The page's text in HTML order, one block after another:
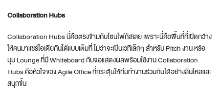
Collaboration Hubs
Collaboration Hubs นี่คือตรงข้ามกับโซนโฟกัสเลย เพราะนี่คือพื้นที่ที่เปิดกว้าง
ให้คนมาแชร์ไอเดียกันได้แบบเต็มที่ ไม่ว่าจะเป็นเวทีเล็กๆ สำหรับ Pitch งาน หรือ
มุม Lounge ที่มี Whiteboard กับจอแสดงผลพร้อมใช้งาน Collaboration
Hubs คือหัวใจของ Agile Office ที่กระตุ้นให้ทีมทำงานร่วมกันได้อย่างลื่นไหลและ
สนุกขึ้น